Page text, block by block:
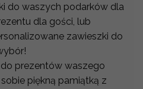
do waszych podarków dla
dla gości, lub
zawieszki do
prezentów waszego
piękną pamiątką z